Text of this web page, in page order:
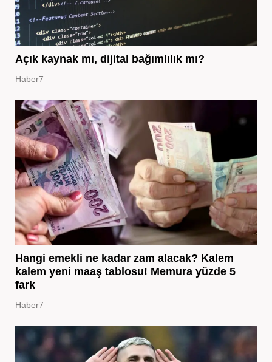
Açık kaynak mı, dijital bağımlılık mı?
Haber7
Hangi emekli ne kadar zam alacak? Kalem
kalem yeni maaş tablosu! Memura yüzde 5
fark
Haber7